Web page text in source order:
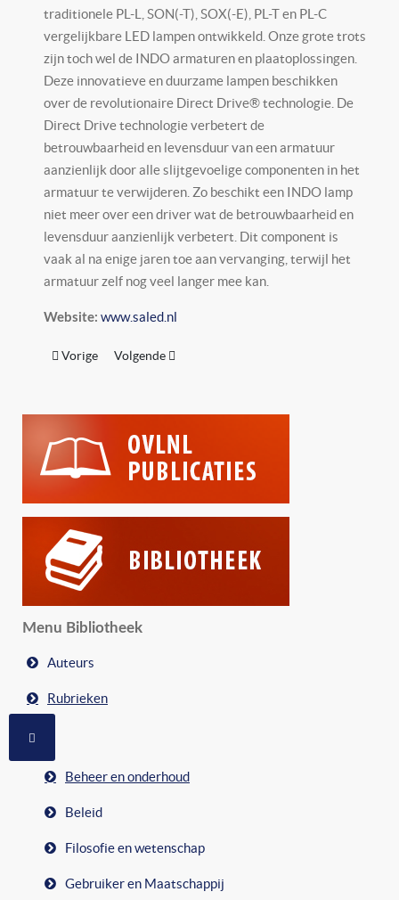
traditionele PL-L, SON(-T), SOX(-E), PL-T en PL-C
vergelijkbare LED lampen ontwikkeld. Onze grote trots
zijn toch wel de INDO armaturen en plaatoplossingen.
Deze innovatieve en duurzame lampen beschikken
over de revolutionaire Direct Drive® technologie. De
Direct Drive technologie verbetert de
betrouwbaarheid en levensduur van een armatuur
aanzienlijk door alle slijtgevoelige componenten in het
armatuur te verwijderen. Zo beschikt een INDO lamp
niet meer over een driver wat de betrouwbaarheid en
levensduur aanzienlijk verbetert. Dit component is
vaak al na enige jaren toe aan vervanging, terwijl het
armatuur zelf nog veel langer mee kan.
Website: www.saled.nl
Vorig artikel: Raticos
Vorige Volgende artikel: Schréder B.V.
Volgende
Menu Bibliotheek
Auteurs
Rubrieken
Beheer en onderhoud
Beleid
Filosofie en wetenschap
Gebruiker en Maatschappij